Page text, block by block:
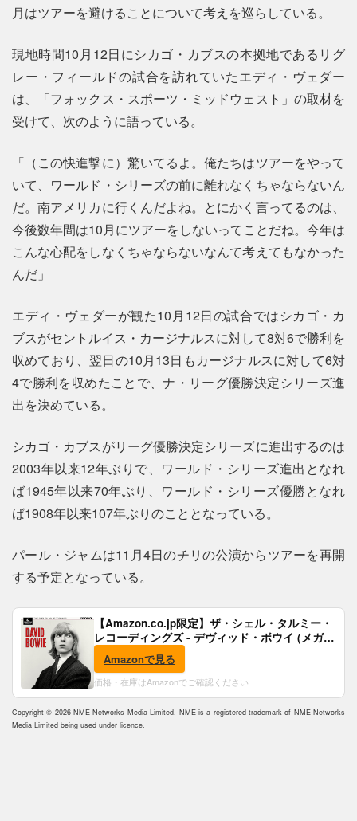
月はツアーを避けることについて考えを巡らしている。
現地時間10月12日にシカゴ・カブスの本拠地であるリグ
レー・フィールドの試合を訪れていたエディ・ヴェダー
は、「フォックス・スポーツ・ミッドウェスト」の取材を
受けて、次のように語っている。
「（この快進撃に）驚いてるよ。俺たちはツアーをやって
いて、ワールド・シリーズの前に離れなくちゃならないん
だ。南アメリカに行くんだよね。とにかく言ってるのは、
今後数年間は10月にツアーをしないってことだね。今年は
こんな心配をしなくちゃならないなんて考えてもなかった
んだ」
エディ・ヴェダーが観た10月12日の試合ではシカゴ・カ
ブスがセントルイス・カージナルスに対して8対6で勝利を
収めており、翌日の10月13日もカージナルスに対して6対
4で勝利を収めたことで、ナ・リーグ優勝決定シリーズ進
出を決めている。
シカゴ・カブスがリーグ優勝決定シリーズに進出するのは
2003年以来12年ぶりで、ワールド・シリーズ進出となれ
ば1945年以来70年ぶり、ワールド・シリーズ優勝となれ
ば1908年以来107年ぶりのこととなっている。
パール・ジャムは11月4日のチリの公演からツアーを再開
する予定となっている。
【Amazon.co.jp限定】ザ・シェル・タルミー・
レコーディングズ - デヴィッド・ボウイ (メガジ
ャケ付)
Amazonで見る
価格・在庫はAmazonでご確認ください
Copyright © 2026 NME Networks Media Limited. NME is a registered trademark of NME Networks
Media Limited being used under licence.